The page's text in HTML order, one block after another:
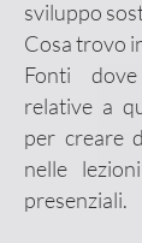
sviluppo
Cosa trovo
Fonti
relative a
per creare
nelle
presenziali.